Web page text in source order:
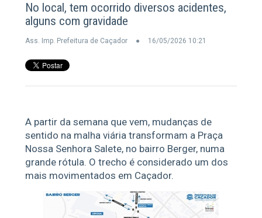
No local, tem ocorrido diversos acidentes,
alguns com gravidade
Ass. Imp. Prefeitura de Caçador 16/05/2026 10:21
A partir da semana que vem, mudanças de
sentido na malha viária transformam a Praça
Nossa Senhora Salete, no bairro Berger, numa
grande rótula. O trecho é considerado um dos
mais movimentados em Caçador.